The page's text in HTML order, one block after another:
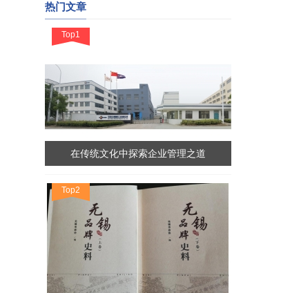
热门文章
Top1
在传统文化中探索企业管理之道
Top2